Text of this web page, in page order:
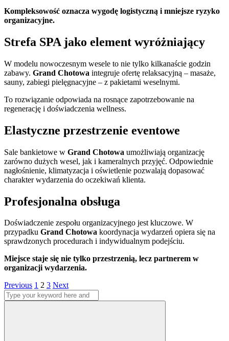
Kompleksowość oznacza wygodę logistyczną i mniejsze ryzyko
organizacyjne.
Strefa SPA jako element wyróżniający
W modelu nowoczesnym wesele to nie tylko kilkanaście godzin
zabawy. Grand Chotowa integruje ofertę relaksacyjną – masaże,
sauny, zabiegi pielęgnacyjne – z pakietami weselnymi.
To rozwiązanie odpowiada na rosnące zapotrzebowanie na
regenerację i doświadczenia wellness.
Elastyczne przestrzenie eventowe
Sale bankietowe w Grand Chotowa umożliwiają organizację
zarówno dużych wesel, jak i kameralnych przyjęć. Odpowiednie
nagłośnienie, klimatyzacja i oświetlenie pozwalają dopasować
charakter wydarzenia do oczekiwań klienta.
Profesjonalna obsługa
Doświadczenie zespołu organizacyjnego jest kluczowe. W
przypadku Grand Chotowa koordynacja wydarzeń opiera się na
sprawdzonych procedurach i indywidualnym podejściu.
Miejsce staje się nie tylko przestrzenią, lecz partnerem w
organizacji wydarzenia.
Stronicowanie
wpisów
Previous Page
1 Page
2 Page
3 Next
Search
for: